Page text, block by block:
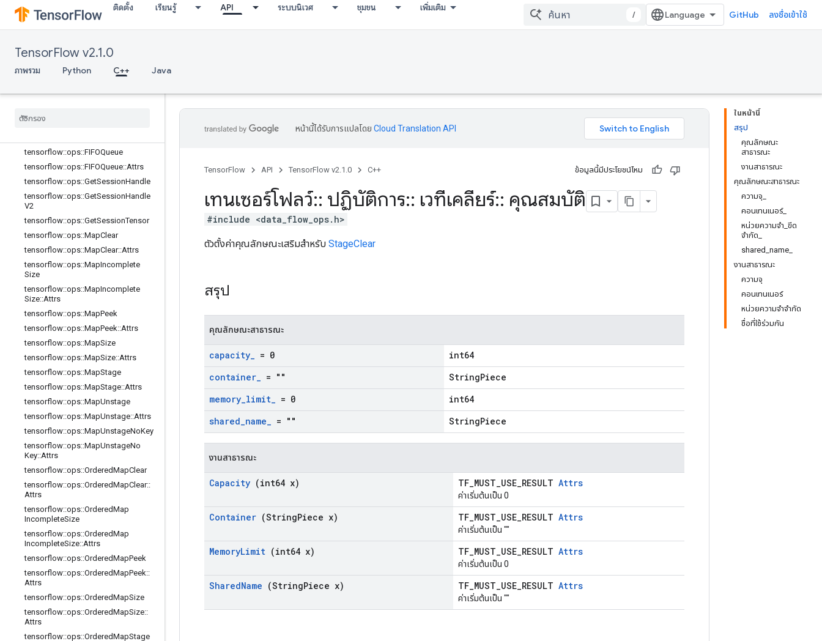
ติดตั้ง เรียนรู้ API ระบบนิเวศ ชุมชน เพิ่มเติม
/ GitHub ลงชื่อเข้าใช้
TensorFlow v2.1.0
ภาพรวม Python C++ Java
tensorflow::ops::BarrierTakeMany
tensorflow::ops::ConditionalAccumu
lator
tensorflow::ops::ConditionalAccumu
tensorflow
tensorflow::ops::FIFOQueue
tensorflow::ops::FIFOQueue::Attrs
tensorflow::ops::GetSessionHandle
tensorflow::ops::GetSessionHandle
V2
tensorflow::ops::GetSessionTensor
tensorflow::ops::MapClear
tensorflow::ops::MapClear::Attrs
tensorflow::ops::MapIncomplete
Size
tensorflow::ops::MapIncomplete
Size::Attrs
tensorflow::ops::MapPeek
tensorflow::ops::MapPeek::Attrs
tensorflow::ops::MapSize
tensorflow::ops::MapSize::Attrs
tensorflow::ops::MapStage
tensorflow::ops::MapStage::Attrs
tensorflow::ops::MapUnstage
tensorflow::ops::MapUnstage::Attrs
tensorflow::ops::MapUnstageNoKey
tensorflow::ops::MapUnstageNo
Key::Attrs
tensorflow::ops::OrderedMapClear
tensorflow::ops::OrderedMapClear::
Attrs
tensorflow::ops::OrderedMap
IncompleteSize
tensorflow::ops::OrderedMap
IncompleteSize::Attrs
tensorflow::ops::OrderedMapPeek
tensorflow::ops::OrderedMapPeek::
Attrs
tensorflow::ops::OrderedMapSize
tensorflow::ops::OrderedMapSize::
Attrs
tensorflow::ops::OrderedMapStage
ในหน้านี้
สรุป
คุณลักษณะ
สาธารณะ
งานสาธารณะ
คุณลักษณะสาธารณะ
ความจุ_
คอนเทนเนอร์_
หน่วยความจำ_ขีด
จำกัด_
shared_name_
งานสาธารณะ
ความจุ
คอนเทนเนอร์
หน่วยความจำจำกัด
ชื่อที่ใช้ร่วมกัน
หน้านี้ได้รับการแปลโดย Cloud Translation API
TensorFlow API TensorFlow v2.1.0 C++ ข้อมูลนี้มีประโยชน์ไหม
เทนเซอร์โฟลว์:: ปฏิบัติการ:: เวทีเคลียร์:: คุณสมบัติ
#include <data_flow_ops.h>
ตัวตั้งค่าคุณลักษณะเสริมสำหรับ StageClear
สรุป
คุณลักษณะสาธารณะ
capacity_ = 0
int64
container_ = ""
StringPiece
memory_limit_ = 0
int64
shared_name_ = "" StringPiece
งานสาธารณะ
Capacity (int64 x) TF_MUST_USE_RESULT Attrs
ค่าเริ่มต้นเป็น 0
Container (StringPiece x) TF_MUST_USE_RESULT Attrs
ค่าเริ่มต้นเป็น ""
MemoryLimit (int64 x) TF_MUST_USE_RESULT Attrs
ค่าเริ่มต้นเป็น 0
SharedName (StringPiece x) TF_MUST_USE_RESULT Attrs
ค่าเริ่มต้นเป็น ""